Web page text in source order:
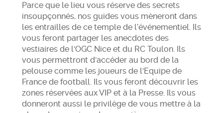
Parce que le lieu vous réserve des secrets
insoupçonnés, nos guides vous mèneront dans
les entrailles de ce temple de l’événementiel. Ils
vous feront partager les anecdotes des
vestiaires de l'OGC Nice et du RC Toulon. Ils
vous permettront d'accéder au bord de la
pelouse comme les joueurs de l'Equipe de
France de football. Ils vous feront découvrir les
zones réservées aux VIP et à la Presse. Ils vous
donneront aussi le privilège de vous mettre à la